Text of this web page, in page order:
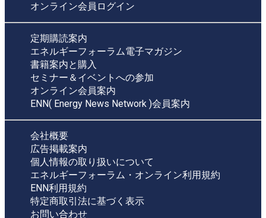
オンライン会員ログイン
定期購読案内
エネルギーフォーラム電子マガジン
書籍案内と購入
セミナー＆イベントへの参加
オンライン会員案内
ENN( Energy News Network )会員案内
会社概要
広告掲載案内
個人情報の取り扱いについて
エネルギーフォーラム・オンライン利用規約
ENN利用規約
特定商取引法に基づく表示
お問い合わせ